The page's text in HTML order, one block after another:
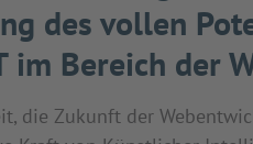
des vollen
im Bereich der
die Zukunft der